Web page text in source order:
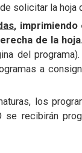
solicitar la hoja
,
de la
del
a
los
se recibirán